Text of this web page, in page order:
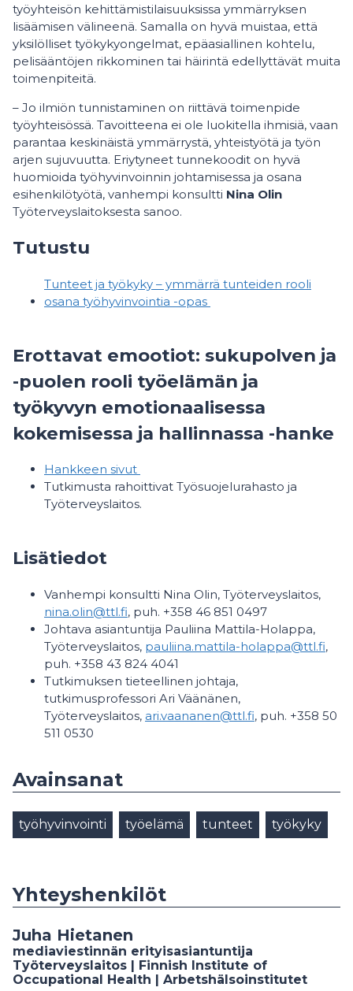
työyhteisön kehittämistilaisuuksissa ymmärryksen
lisäämisen välineenä. Samalla on hyvä muistaa, että
yksilölliset työkykyongelmat, epäasiallinen kohtelu,
pelisääntöjen rikkominen tai häirintä edellyttävät muita
toimenpiteitä.
– Jo ilmiön tunnistaminen on riittävä toimenpide
työyhteisössä. Tavoitteena ei ole luokitella ihmisiä, vaan
parantaa keskinäistä ymmärrystä, yhteistyötä ja työn
arjen sujuvuutta. Eriytyneet tunnekoodit on hyvä
huomioida työhyvinvoinnin johtamisessa ja osana
esihenkilötyötä, vanhempi konsultti Nina Olin
Työterveyslaitoksesta sanoo.
Tutustu
Tunteet ja työkyky – ymmärrä tunteiden rooli
osana työhyvinvointia -opas
Erottavat emootiot: sukupolven ja
-puolen rooli työelämän ja
työkyvyn emotionaalisessa
kokemisessa ja hallinnassa -hanke
Hankkeen sivut
Tutkimusta rahoittivat Työsuojelurahasto ja
Työterveyslaitos.
Lisätiedot
Vanhempi konsultti Nina Olin, Työterveyslaitos,
nina.olin@ttl.fi, puh. +358 46 851 0497
Johtava asiantuntija Pauliina Mattila-Holappa,
Työterveyslaitos, pauliina.mattila-holappa@ttl.fi,
puh. +358 43 824 4041
Tutkimuksen tieteellinen johtaja,
tutkimusprofessori Ari Väänänen,
Työterveyslaitos, ari.vaananen@ttl.fi, puh. +358 50
511 0530
Avainsanat
työhyvinvointi työelämä tunteet työkyky
Yhteyshenkilöt
Juha Hietanen
mediaviestinnän erityisasiantuntija
Työterveyslaitos | Finnish Institute of
Occupational Health | Arbetshälsoinstitutet